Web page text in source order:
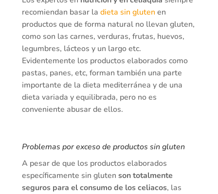
recomiendan basar la dieta sin gluten en
productos que de forma natural no llevan gluten,
como son las carnes, verduras, frutas, huevos,
legumbres, lácteos y un largo etc.
Evidentemente los productos elaborados como
pastas, panes, etc, forman también una parte
importante de la dieta mediterránea y de una
dieta variada y equilibrada, pero no es
conveniente abusar de ellos.
Problemas por exceso de productos sin gluten
A pesar de que los productos elaborados
específicamente sin gluten son totalmente
seguros para el consumo de los celiacos, las